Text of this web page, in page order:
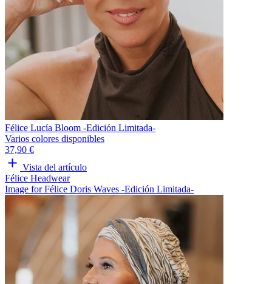
Félice Lucía Bloom -Edición Limitada-
Varios colores disponibles
37,90 €
Vista del artículo
Félice Headwear
Image for Félice Doris Waves -Edición Limitada-